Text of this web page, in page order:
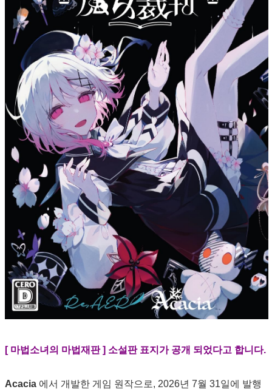
[ 마법소녀의 마법재판 ] 소설판 표지가 공개 되었다고 합니다.
Acacia에서 개발한 게임 원작으로, 2026년 7월 31일에 발행